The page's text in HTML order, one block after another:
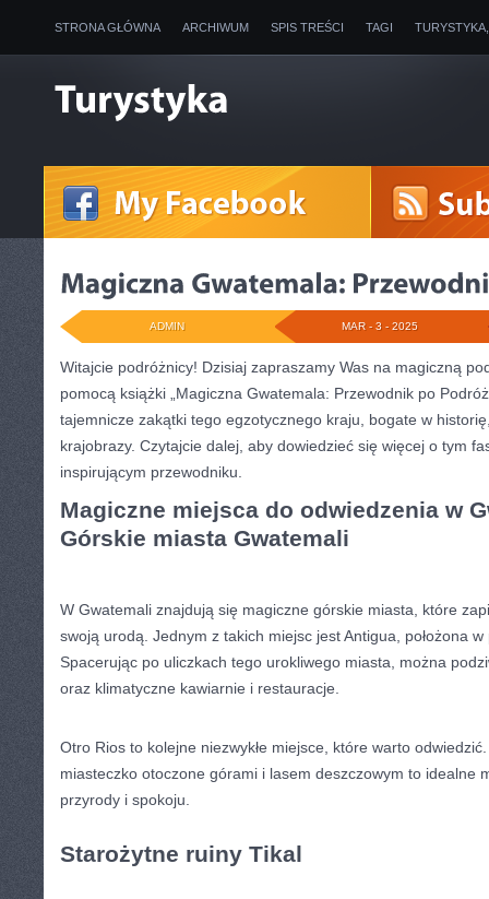
STRONA GŁÓWNA ARCHIWUM SPIS TREŚCI TAGI
MAR - 3 - 2025
ADMIN
Witajcie podróżnicy! Dzisiaj zapraszamy Was na magiczną
pomocą książki „Magiczna Gwatemala: Przewodnik po‍
tajemnicze zakątki tego egzotycznego kraju, bogate w
krajobrazy. Czytajcie dalej, aby dowiedzieć się więcej o tym
inspirującym ⁢przewodniku.
Magiczne miejsca do odwiedzenia w
Górskie miasta Gwatemali
W Gwatemali ⁤znajdują się magiczne górskie miasta, które
swoją urodą. Jednym z ⁤takich miejsc jest⁤ Antigua, położona
Spacerując po uliczkach tego urokliwego miasta, można
oraz klimatyczne⁣ kawiarnie ‌i restauracje.
Otro Rios to kolejne niezwykłe​ miejsce, które warto odwiedzić.
miasteczko⁤ otoczone górami i lasem deszczowym to idealne
przyrody ⁤i⁤ spokoju.
Starożytne ruiny Tikal